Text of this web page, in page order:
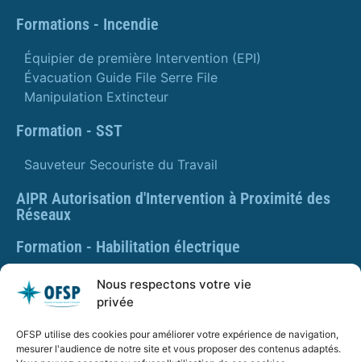
Nous respectons votre vie
privée
OFSP utilise des cookies pour améliorer votre expérience de navigation,
mesurer l'audience de notre site et vous proposer des contenus adaptés.
Formations - Incendie
Équipier de première Intervention (EPI)
Évacuation Guide File Serre File
Manipulation Extincteur
Formation - SST
Sauveteur Secouriste du Travail
AIPR Autorisation d'Intervention à Proximité des
Réseaux
Formation - Habilitation électrique
Formation - Gestes et postures
Formation Gestes et Postures - Prévention des TMS
PLAQUETTE DE PRÉSENTATION OFSP